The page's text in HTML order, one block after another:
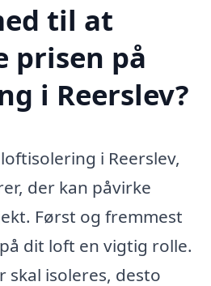
til at
prisen på
i Reerslev?
i Reerslev,
der kan påvirke
Først og fremmest
dit loft en vigtig rolle.
skal isoleres, desto